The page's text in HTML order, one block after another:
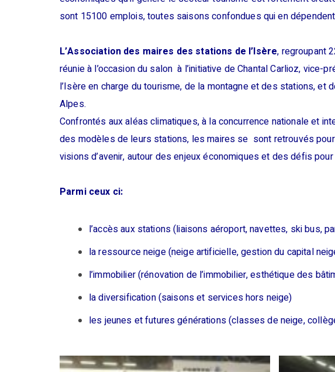
sont 15100 emplois, toutes saisons confondues qui en
L’Association des maires des stations de l’Isère, regroupant
réunie à l’occasion du salon à l’initiative de Chantal Carlioz, vice-
l’Isère en charge du tourisme, de la montagne et des stations, et
Alpes.
Confrontés aux aléas climatiques, à la concurrence nationale et
des modèles de leurs stations, les maires se sont retrouvés
visions d’avenir, autour des enjeux économiques et des défis
Parmi ceux ci:
l’accès aux stations (liaisons aéroport, navettes, ski bus,
la ressource neige (neige artificielle, gestion du capital
l’immobilier (rénovation de l’immobilier, esthétique des
la diversification (saisons et services hors neige)
les jeunes et futures générations (classes de neige,